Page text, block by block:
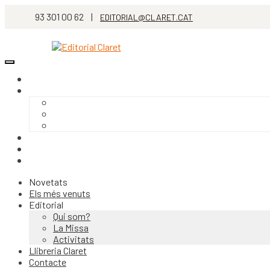
93 301 00 62 | EDITORIAL@CLARET.CAT
Novetats
Els més venuts
Editorial
Qui som?
La Missa
Activitats
Llibreria Claret
Contacte